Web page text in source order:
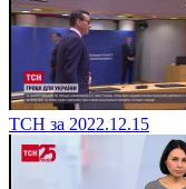
ТСН за 2022.12.15